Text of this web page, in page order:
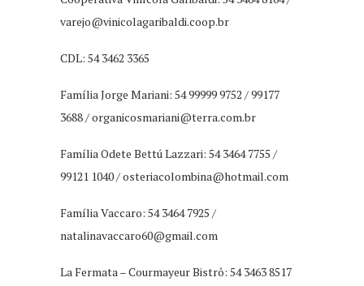
varejo@vinicolagaribaldi.coop.br
CDL: 54 3462 3365
Família Jorge Mariani: 54 99999 9752 / 99177
3688 /organicosmariani@terra.com.br
Família Odete Bettú Lazzari: 54 3464 7755 /
99121 1040 /osteriacolombina@hotmail.com
Família Vaccaro: 54 3464 7925 /
natalinavaccaro60@gmail.com
La Fermata – Courmayeur Bistrô: 54 3463 8517